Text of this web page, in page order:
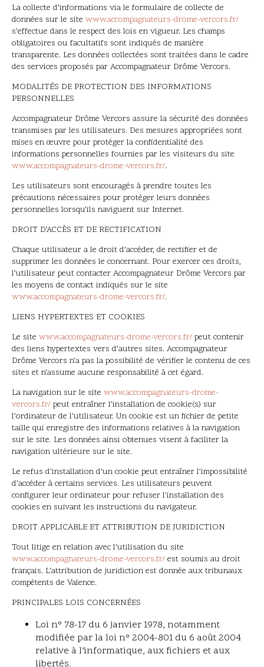
La collecte d’informations via le formulaire de collecte de
données sur le site www.accompagnateurs-drome-vercors.fr/
s’effectue dans le respect des lois en vigueur. Les champs
obligatoires ou facultatifs sont indiqués de manière
transparente. Les données collectées sont traitées dans le cadre
des services proposés par Accompagnateur Drôme Vercors.
MODALITÉS DE PROTECTION DES INFORMATIONS
PERSONNELLES
Accompagnateur Drôme Vercors assure la sécurité des données
transmises par les utilisateurs. Des mesures appropriées sont
mises en œuvre pour protéger la confidentialité des
informations personnelles fournies par les visiteurs du site
www.accompagnateurs-drome-vercors.fr/.
Les utilisateurs sont encouragés à prendre toutes les
précautions nécessaires pour protéger leurs données
personnelles lorsqu’ils naviguent sur Internet.
DROIT D’ACCÈS ET DE RECTIFICATION
Chaque utilisateur a le droit d’accéder, de rectifier et de
supprimer les données le concernant. Pour exercer ces droits,
l’utilisateur peut contacter Accompagnateur Drôme Vercors par
les moyens de contact indiqués sur le site
www.accompagnateurs-drome-vercors.fr/.
LIENS HYPERTEXTES ET COOKIES
Le site www.accompagnateurs-drome-vercors.fr/ peut contenir
des liens hypertextes vers d’autres sites. Accompagnateur
Drôme Vercors n’a pas la possibilité de vérifier le contenu de ces
sites et n’assume aucune responsabilité à cet égard.
La navigation sur le site www.accompagnateurs-drome-
vercors.fr/ peut entraîner l’installation de cookie(s) sur
l’ordinateur de l’utilisateur. Un cookie est un fichier de petite
taille qui enregistre des informations relatives à la navigation
sur le site. Les données ainsi obtenues visent à faciliter la
navigation ultérieure sur le site.
Le refus d’installation d’un cookie peut entraîner l’impossibilité
d’accéder à certains services. Les utilisateurs peuvent
configurer leur ordinateur pour refuser l’installation des
cookies en suivant les instructions du navigateur.
DROIT APPLICABLE ET ATTRIBUTION DE JURIDICTION
Tout litige en relation avec l’utilisation du site
www.accompagnateurs-drome-vercors.fr/ est soumis au droit
français. L’attribution de juridiction est donnée aux tribunaux
compétents de Valence.
PRINCIPALES LOIS CONCERNÉES
Loi n° 78-17 du 6 janvier 1978, notamment
modifiée par la loi n° 2004-801 du 6 août 2004
relative à l’informatique, aux fichiers et aux
libertés.